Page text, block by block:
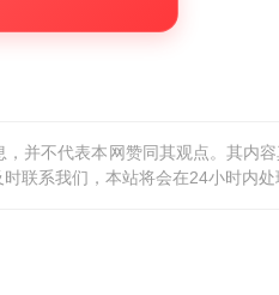
并不代表本网赞同其观点。其内
联系我们，本站将会在24小时内处